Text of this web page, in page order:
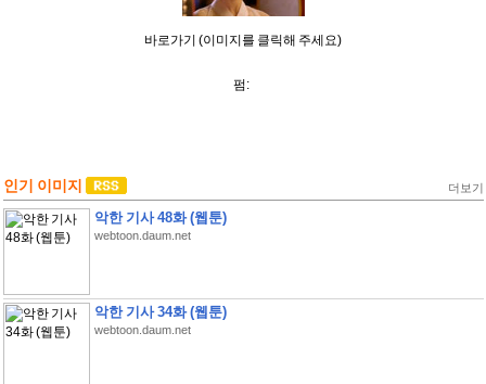
바로가기 (이미지를 클릭해 주세요)
펌:
인기 이미지 더보기
악한 기사 48화 (웹툰)
webtoon.daum.net
악한 기사 34화 (웹툰)
webtoon.daum.net